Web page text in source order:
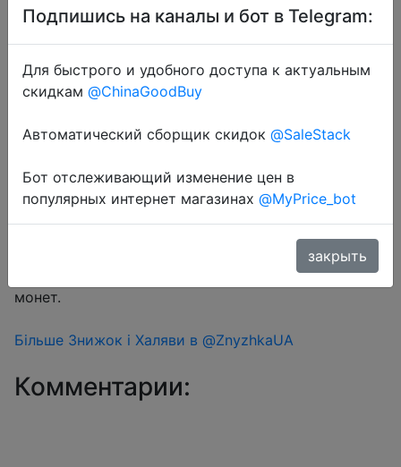
$4.74
Coins
Перейти в магазин
Знижка монетками 41 Coins у додатку через розділ
монет.
Більше Знижок і Халяви в @ZnyzhkaUA
Комментарии:
Подпишись на каналы и бот в Telegram:
Для быстрого и удобного доступа к актуальным
скидкам @ChinaGoodBuy
Автоматический сборщик скидок @SaleStack
Бот отслеживающий изменение цен в
популярных интернет магазинах @MyPrice_bot
закрыть